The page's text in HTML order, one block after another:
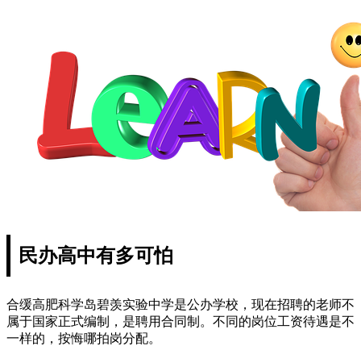
民办高中有多可怕
合缓高肥科学岛碧羡实验中学是公办学校，现在招聘的老师不
属于国家正式编制，是聘用合同制。不同的岗位工资待遇是不
一样的，按悔哪拍岗分配。